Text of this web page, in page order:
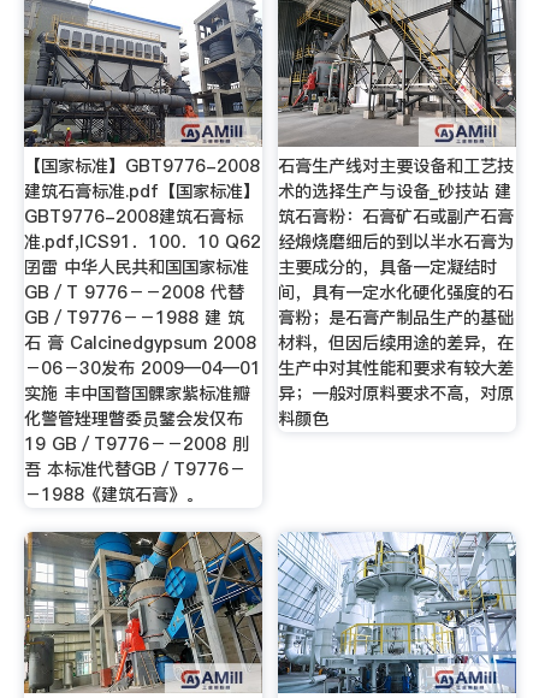
【国家标准】GBT9776-2008
建筑石膏标准.pdf【国家标准】
GBT9776-2008建筑石膏标
准.pdf,ICS91．100．10 Q62
囝雷 中华人民共和国国家标准
GB／T 9776－－2008 代替
GB／T9776－－1988 建 筑
石 膏 Calcinedgypsum 2008
－06－30发布 2009—04—01
实施 丰中国瞀国髁家紫标准瓣
化警管矬理瞥委员鐾会发仅布
19 GB／T9776－－2008 刖
吾 本标准代替GB／T9776－
－1988《建筑石膏》。
石膏生产线对主要设备和工艺技
术的选择生产与设备_砂技站 建
筑石膏粉：石膏矿石或副产石膏
经煅烧磨细后的到以半水石膏为
主要成分的，具备一定凝结时
间，具有一定水化硬化强度的石
膏粉；是石膏产制品生产的基础
材料，但因后续用途的差异，在
生产中对其性能和要求有较大差
异；一般对原料要求不高，对原
料颜色